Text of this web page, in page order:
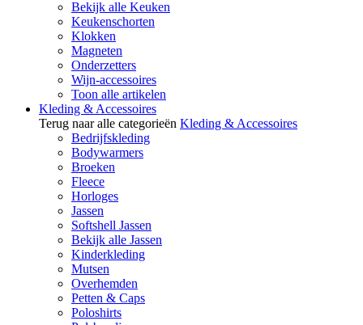
Bekijk alle Keuken
Keukenschorten
Klokken
Magneten
Onderzetters
Wijn-accessoires
Toon alle artikelen
Kleding & Accessoires
Terug naar alle categorieën Kleding & Accessoires
Bedrijfskleding
Bodywarmers
Broeken
Fleece
Horloges
Jassen
Softshell Jassen
Bekijk alle Jassen
Kinderkleding
Mutsen
Overhemden
Petten & Caps
Poloshirts